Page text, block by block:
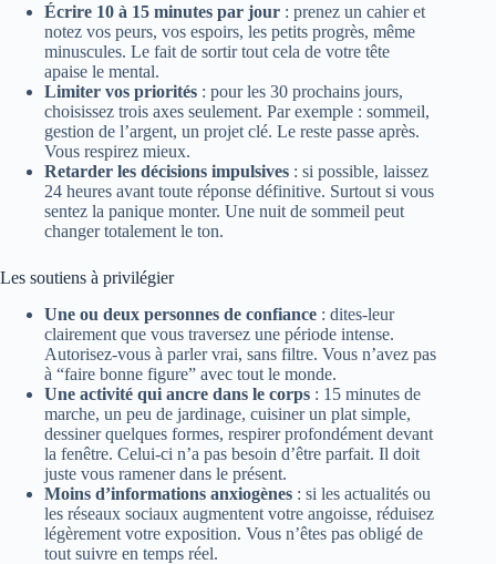
Écrire 10 à 15 minutes par jour : prenez un cahier et
notez vos peurs, vos espoirs, les petits progrès, même
minuscules. Le fait de sortir tout cela de votre tête
apaise le mental.
Limiter vos priorités : pour les 30 prochains jours,
choisissez trois axes seulement. Par exemple : sommeil,
gestion de l’argent, un projet clé. Le reste passe après.
Vous respirez mieux.
Retarder les décisions impulsives : si possible, laissez
24 heures avant toute réponse définitive. Surtout si vous
sentez la panique monter. Une nuit de sommeil peut
changer totalement le ton.
Les soutiens à privilégier
Une ou deux personnes de confiance : dites-leur
clairement que vous traversez une période intense.
Autorisez-vous à parler vrai, sans filtre. Vous n’avez pas
à “faire bonne figure” avec tout le monde.
Une activité qui ancre dans le corps : 15 minutes de
marche, un peu de jardinage, cuisiner un plat simple,
dessiner quelques formes, respirer profondément devant
la fenêtre. Celui-ci n’a pas besoin d’être parfait. Il doit
juste vous ramener dans le présent.
Moins d’informations anxiogènes : si les actualités ou
les réseaux sociaux augmentent votre angoisse, réduisez
légèrement votre exposition. Vous n’êtes pas obligé de
tout suivre en temps réel.